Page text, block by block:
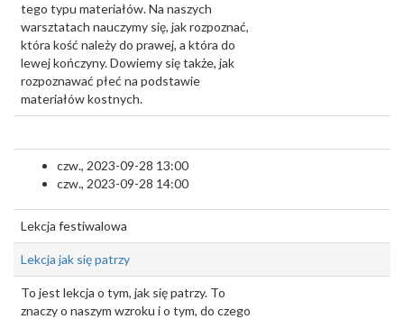
tego typu materiałów. Na naszych
warsztatach nauczymy się, jak rozpoznać,
która kość należy do prawej, a która do
lewej kończyny. Dowiemy się także, jak
rozpoznawać płeć na podstawie
materiałów kostnych.
czw., 2023-09-28 13:00
czw., 2023-09-28 14:00
Lekcja festiwalowa
Lekcja jak się patrzy
To jest lekcja o tym, jak się patrzy. To
znaczy o naszym wzroku i o tym, do czego